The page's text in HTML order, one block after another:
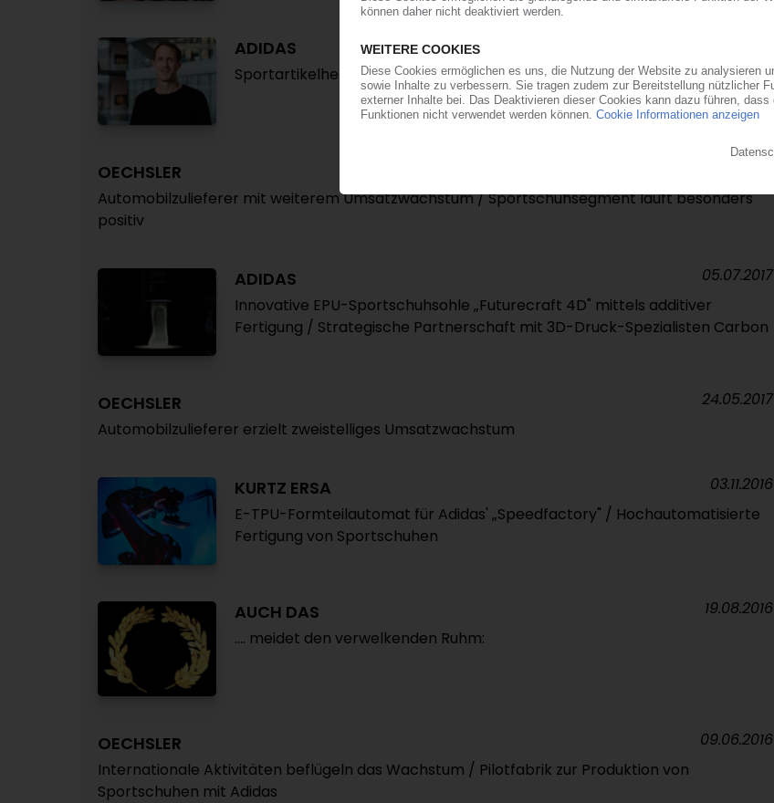
ADIDAS
Sportartikelhersteller plant verstärkten Einsatz von Rezyklaten
OECHSLER
Automobilzulieferer mit weiterem Umsatzwachstum / Sportschuhsegment läuft besonders
positiv
ADIDAS
Innovative EPU-Sportschuhsohle „Futurecraft 4D" mittels additiver
Fertigung / Strategische Partnerschaft mit 3D-Druck-Spezialisten Carbon
05.07.2017
OECHSLER
Automobilzulieferer erzielt zweistelliges Umsatzwachstum
24.05.2017
KURTZ ERSA
E-TPU-Formteilautomat für Adidas' „Speedfactory" / Hochautomatisierte
Fertigung von Sportschuhen
03.11.2016
AUCH DAS
.... meidet den verwelkenden Ruhm:
19.08.2016
OECHSLER
Internationale Aktivitäten beflügeln das Wachstum / Pilotfabrik zur Produktion von
Sportschuhen mit Adidas
09.06.2016